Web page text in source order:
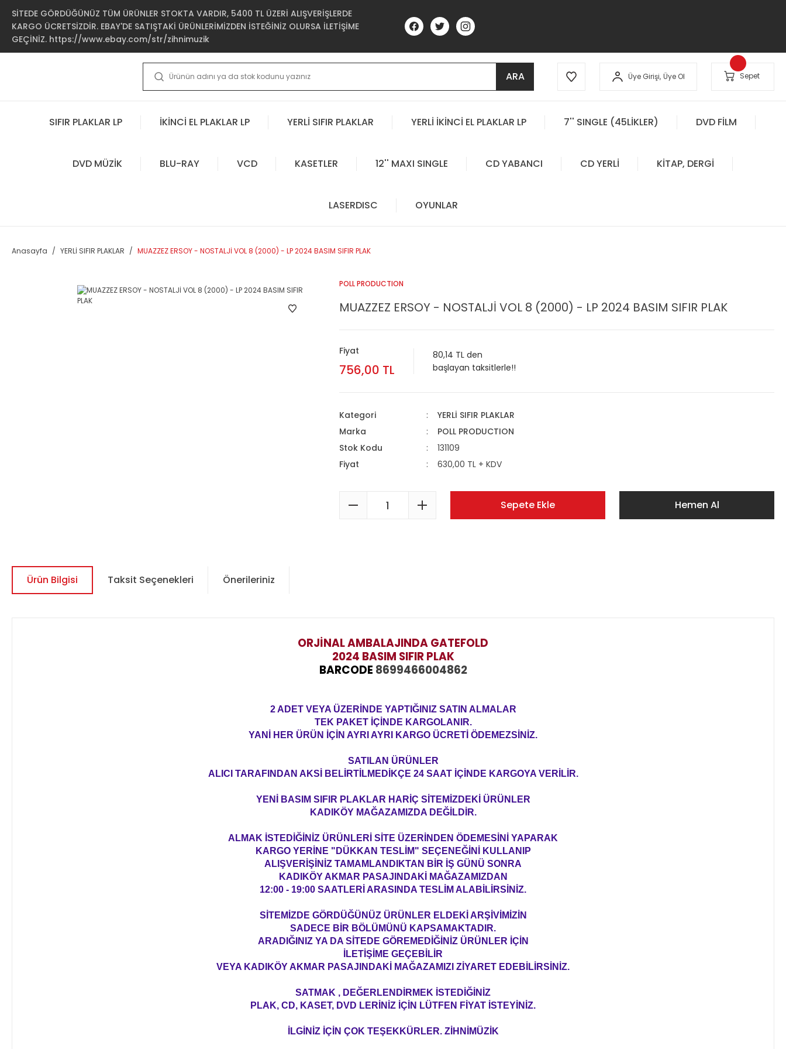
SİTEDE GÖRDÜĞÜNÜZ TÜM ÜRÜNLER STOKTA VARDIR, 5400 TL ÜZERİ ALIŞVERİŞLERDE
KARGO ÜCRETSİZDİR. EBAY'DE SATIŞTAKİ ÜRÜNLERİMİZDEN İSTEĞİNİZ OLURSA İLETİŞİME
GEÇİNİZ. https://www.ebay.com/str/zihnimuzik
ARA Üye Girişi, Üye Ol Sepet
SIFIR PLAKLAR LP İKİNCİ EL PLAKLAR LP YERLİ SIFIR PLAKLAR YERLİ İKİNCİ EL PLAKLAR LP 7'' SINGLE (45LİKLER) DVD FİLM
DVD MÜZİK BLU-RAY VCD KASETLER 12'' MAXI SINGLE CD YABANCI CD YERLİ KİTAP, DERGİ
LASERDISC OYUNLAR
Anasayfa YERLİ SIFIR PLAKLAR MUAZZEZ ERSOY - NOSTALJİ VOL 8 (2000) - LP 2024 BASIM SIFIR PLAK
POLL PRODUCTION
MUAZZEZ ERSOY - NOSTALJİ VOL 8 (2000) - LP 2024 BASIM SIFIR PLAK
Fiyat
756,00 TL
80,14 TL den
başlayan taksitlerle!!
Kategori
YERLİ SIFIR PLAKLAR
Marka
POLL PRODUCTION
Stok Kodu
131109
Fiyat
630,00 TL + KDV
Sepete Ekle Hemen Al
Ürün Bilgisi Taksit Seçenekleri Önerileriniz
ORJİNAL AMBALAJINDA GATEFOLD
2024 BASIM SIFIR PLAK
BARCODE 8699466004862
2 ADET VEYA ÜZERİNDE YAPTIĞINIZ SATIN ALMALAR
TEK PAKET İÇİNDE KARGOLANIR.
YANİ HER ÜRÜN İÇİN AYRI AYRI KARGO ÜCRETİ ÖDEMEZSİNİZ.
SATILAN ÜRÜNLER
ALICI TARAFINDAN AKSİ BELİRTİLMEDİKÇE 24 SAAT İÇİNDE KARGOYA VERİLİR.
YENİ BASIM SIFIR PLAKLAR HARİÇ SİTEMİZDEKİ ÜRÜNLER
KADIKÖY MAĞAZAMIZDA DEĞİLDİR.
ALMAK İSTEDİĞİNİZ ÜRÜNLERİ SİTE ÜZERİNDEN ÖDEMESİNİ YAPARAK
KARGO YERİNE "DÜKKAN TESLİM" SEÇENEĞİNİ KULLANIP
ALIŞVERİŞİNİZ TAMAMLANDIKTAN BİR İŞ GÜNÜ SONRA
KADIKÖY AKMAR PASAJINDAKİ MAĞAZAMIZDAN
12:00 - 19:00 SAATLERİ ARASINDA TESLİM ALABİLİRSİNİZ.
SİTEMİZDE GÖRDÜĞÜNÜZ ÜRÜNLER ELDEKİ ARŞİVİMİZİN
SADECE BİR BÖLÜMÜNÜ KAPSAMAKTADIR.
ARADIĞINIZ YA DA SİTEDE GÖREMEDİĞİNİZ ÜRÜNLER İÇİN
İLETİŞİME GEÇEBİLİR
VEYA KADIKÖY AKMAR PASAJINDAKİ MAĞAZAMIZI ZİYARET EDEBİLİRSİNİZ.
SATMAK , DEĞERLENDİRMEK İSTEDİĞİNİZ
PLAK, CD, KASET, DVD LERİNİZ İÇİN LÜTFEN FİYAT İSTEYİNİZ.
İLGİNİZ İÇİN ÇOK TEŞEKKÜRLER. ZİHNİMÜZİK